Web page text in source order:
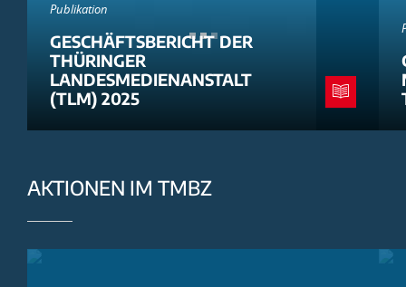
Publikation
GESCHÄFTSBERICHT DER
THÜRINGER
LANDESMEDIENANSTALT
(TLM) 2025
AKTIONEN IM TMBZ